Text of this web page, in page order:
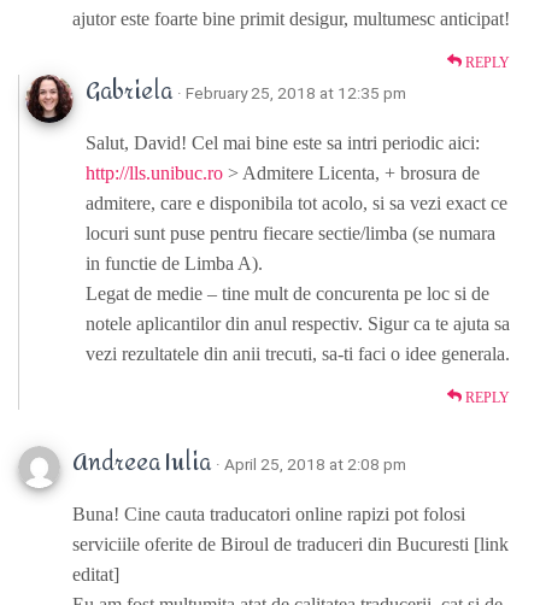
ajutor este foarte bine primit desigur, multumesc anticipat!
REPLY
Gabriela · February 25, 2018 at 12:35 pm
Salut, David! Cel mai bine este sa intri periodic aici:
http://lls.unibuc.ro > Admitere Licenta, + brosura de
admitere, care e disponibila tot acolo, si sa vezi exact ce
locuri sunt puse pentru fiecare sectie/limba (se numara
in functie de Limba A).
Legat de medie – tine mult de concurenta pe loc si de
notele aplicantilor din anul respectiv. Sigur ca te ajuta sa
vezi rezultatele din anii trecuti, sa-ti faci o idee generala.
REPLY
Andreea Iulia · April 25, 2018 at 2:08 pm
Buna! Cine cauta traducatori online rapizi pot folosi
serviciile oferite de Biroul de traduceri din Bucuresti [link
editat]